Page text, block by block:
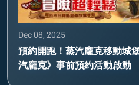
Dec 08, 2025
預約開跑！蒸汽龐克移動城
汽龐克》事前預約活動啟動